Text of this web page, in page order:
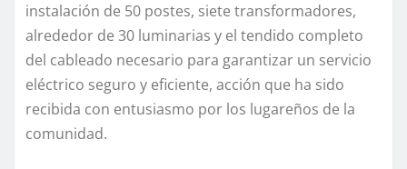
instalación de 50 postes, siete transformadores,
alrededor de 30 luminarias y el tendido completo
del cableado necesario para garantizar un servicio
eléctrico seguro y eficiente, acción que ha sido
recibida con entusiasmo por los lugareños de la
comunidad.